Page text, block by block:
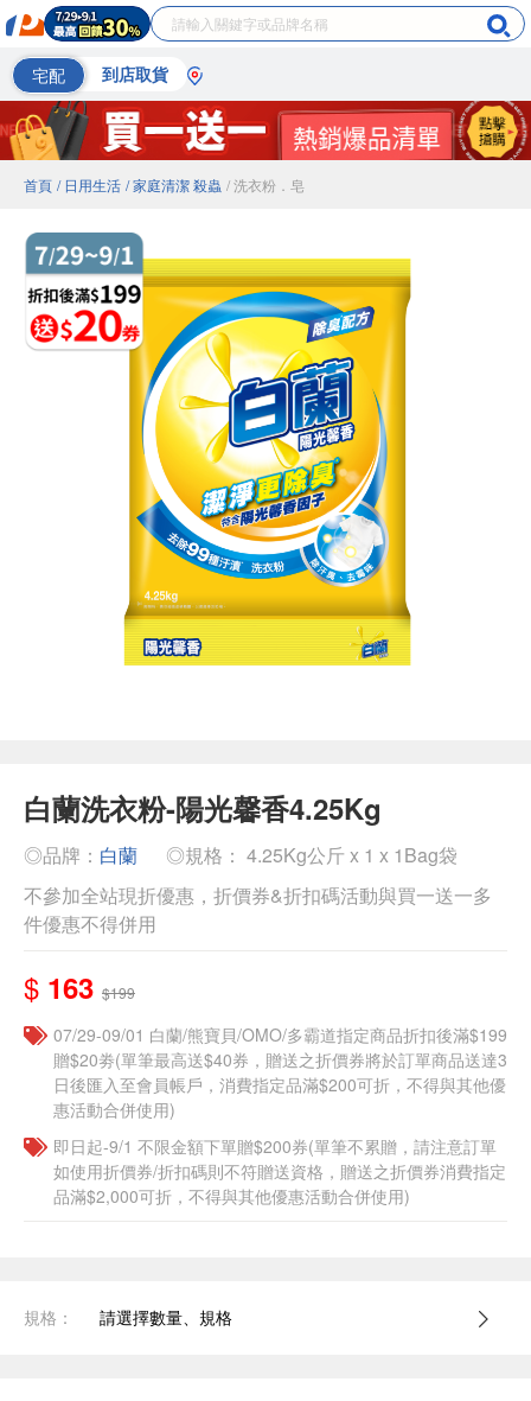
宅配 到店取貨
首頁 / 日用生活 / 家庭清潔 殺蟲 / 洗衣粉．皂
白蘭洗衣粉-陽光馨香4.25Kg
◎品牌： 白蘭
◎規格： 4.25Kg公斤 x 1 x 1Bag袋
不參加全站現折優惠，折價券&折扣碼活動與買一送一多
件優惠不得併用
$ 163 $199
07/29-09/01 白蘭/熊寶貝/OMO/多霸道指定商品折扣後滿$199
贈$20劵(單筆最高送$40券，贈送之折價券將於訂單商品送達3
日後匯入至會員帳戶，消費指定品滿$200可折，不得與其他優
惠活動合併使用)
即日起-9/1 不限金額下單贈$200券(單筆不累贈，請注意訂單
如使用折價券/折扣碼則不符贈送資格，贈送之折價券消費指定
品滿$2,000可折，不得與其他優惠活動合併使用)
規格： 請選擇數量、規格